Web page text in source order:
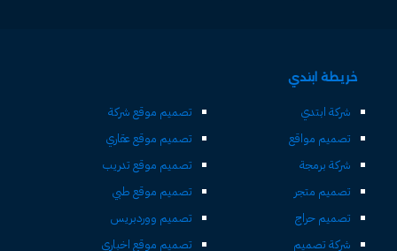
خريطة ابتدي
شركة ابتدي
تصميم مواقع
شركة برمجة
تصميم متجر
تصميم حراج
شركة تصميم
تصميم موقع شركة
تصميم موقع عقاري
تصميم موقع تدريب
تصميم موقع طبي
تصميم ووردبريس
تصميم موقع اخباري